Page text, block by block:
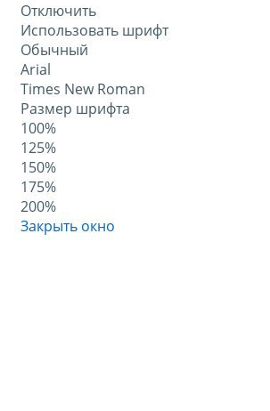
Отключить
Использовать шрифт
Обычный
Arial
Times New Roman
Размер шрифта
100%
125%
150%
175%
200%
Закрыть окно